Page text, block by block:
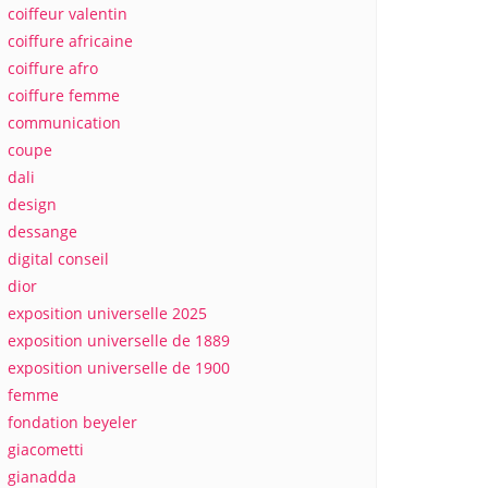
coiffeur valentin
coiffure africaine
coiffure afro
coiffure femme
communication
coupe
dali
design
dessange
digital conseil
dior
exposition universelle 2025
exposition universelle de 1889
exposition universelle de 1900
femme
fondation beyeler
giacometti
gianadda